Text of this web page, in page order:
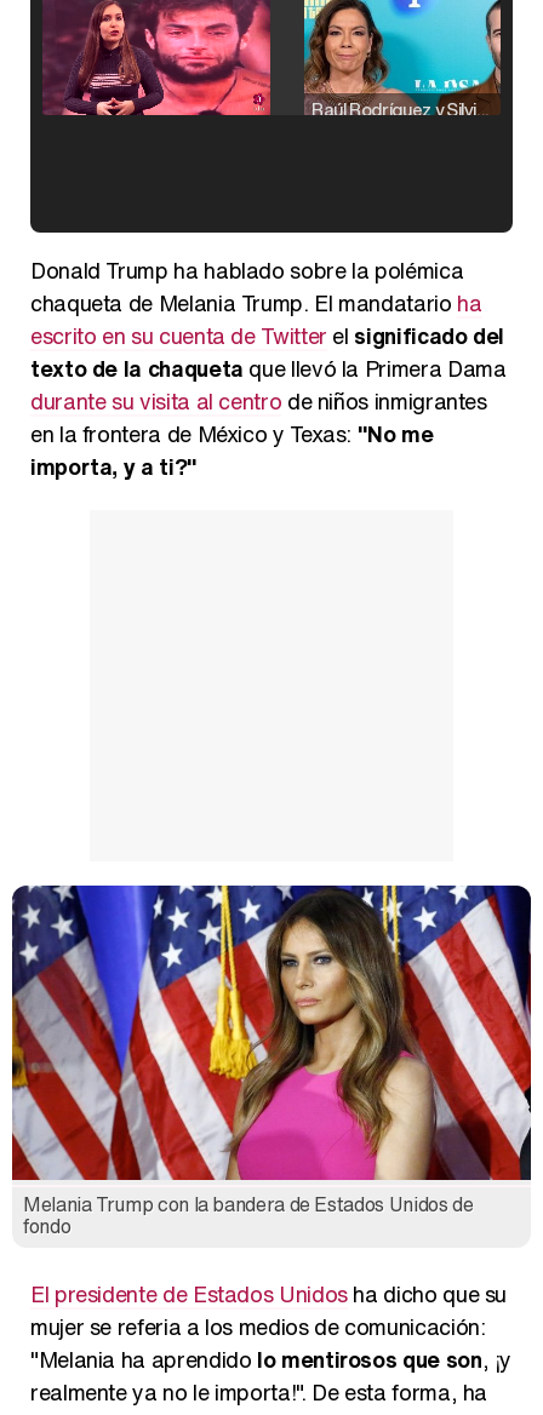
Raúl Rodríguez y Silvia Taulés nos cuentan su papel en 'La familia de la tele'
Magdalena de Suecia responde a las críticas y explica por qué le han permitido lanzar su propio negocio
Donald Trump ha hablado sobre la polémica
chaqueta de Melania Trump. El mandatario ha
escrito en su cuenta de Twitter el significado del
texto de la chaqueta que llevó la Primera Dama
durante su visita al centro de niños inmigrantes
en la frontera de México y Texas: "No me
importa, y a ti?"
Melania Trump con la bandera de Estados Unidos de
fondo
El presidente de Estados Unidosha dicho que su
mujer se referia a los medios de comunicación:
"Melania ha aprendido lo mentirosos que son, ¡y
realmente ya no le importa!". De esta forma, ha